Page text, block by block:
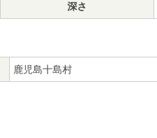
深さ
鹿児島十島村